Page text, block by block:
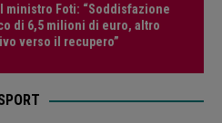
ministro Foti: “Soddisfazione
di 6,5 milioni di euro, altro
verso il recupero”